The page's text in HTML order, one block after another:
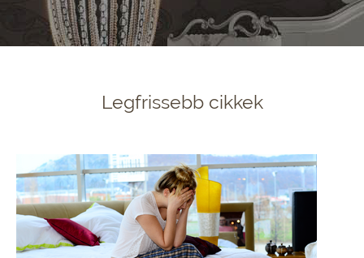
Legfrissebb cikkek